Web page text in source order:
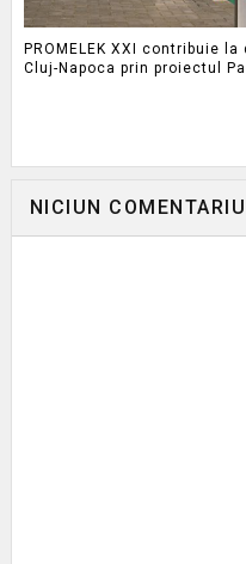
PROMELEK XXI contribuie
Cluj-Napoca prin proiectul
NICIUN